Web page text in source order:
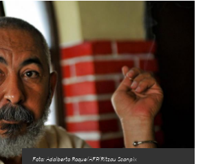
Foto: Adalberto Roque/AFP/Ritzau Scanpix